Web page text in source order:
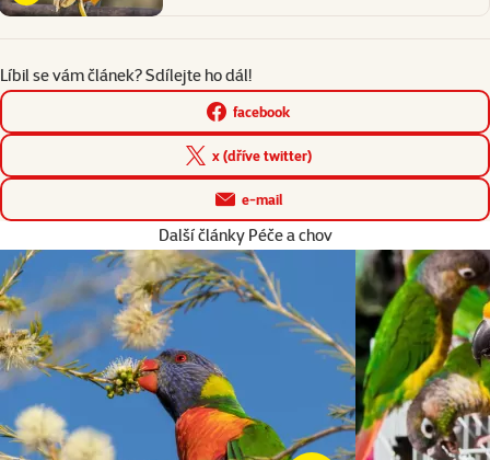
Líbil se vám článek? Sdílejte ho dál!
facebook
x (dříve twitter)
e-mail
Další články Péče a chov